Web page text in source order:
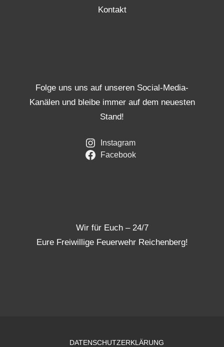
Kontakt
Folge uns uns auf unseren Social-Media-
Kanälen und bleibe immer auf dem neuesten
Stand!
Instagram
Facebook
Wir für Euch – 24/7
Eure Freiwillige Feuerwehr Reichenberg!
DATENSCHUTZERKLÄRUNG